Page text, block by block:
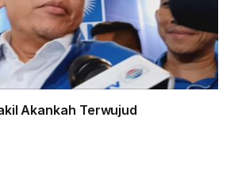
Akankah Terwujud